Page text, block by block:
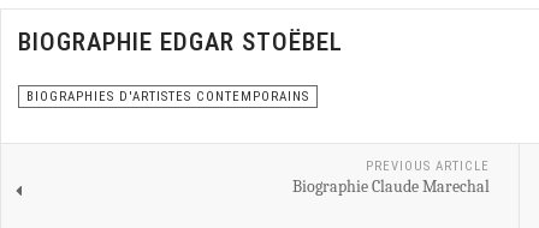
BIOGRAPHIE EDGAR STOËBEL
BIOGRAPHIES D'ARTISTES CONTEMPORAINS
PREVIOUS ARTICLE
Biographie Claude Marechal